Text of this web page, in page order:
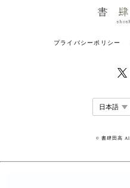
プライバシーポリシー
© 書肆田高